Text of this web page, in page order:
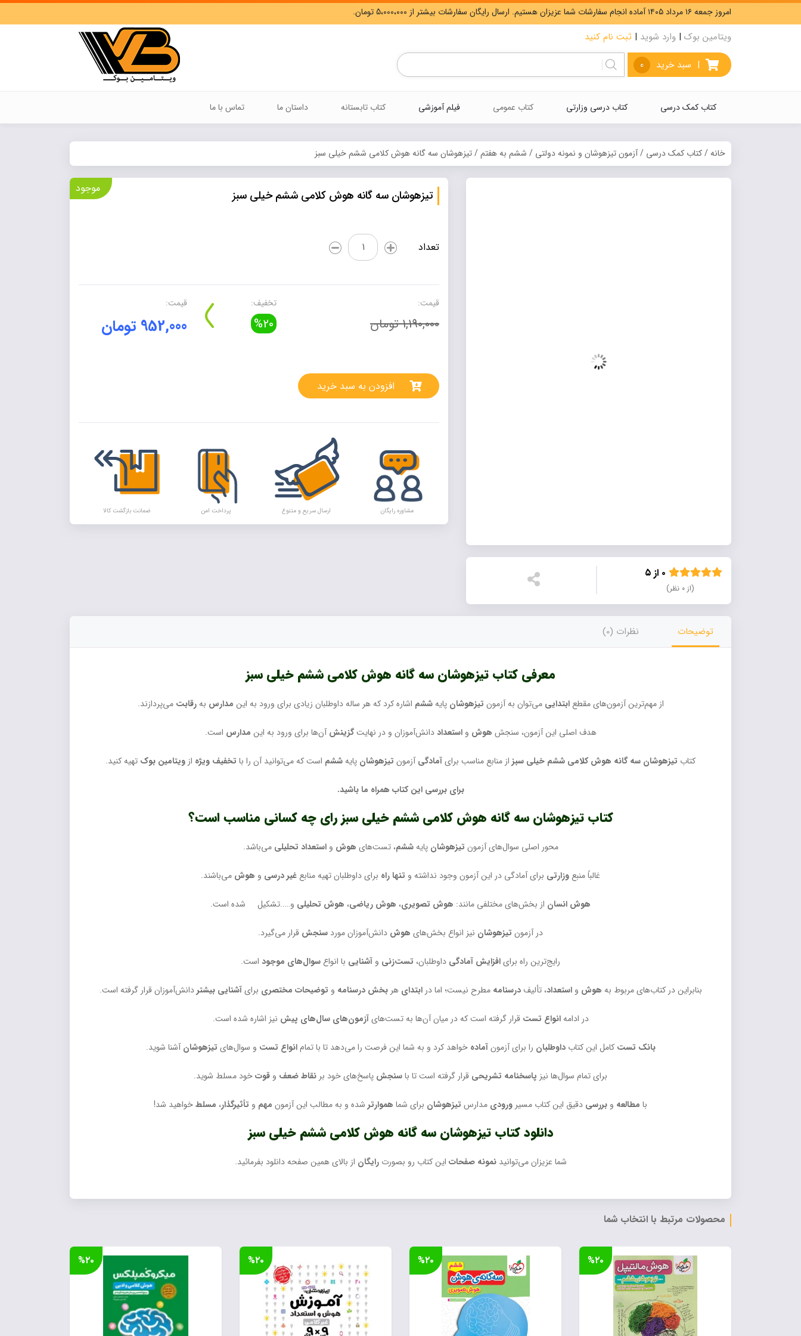
امروز جمعه ۱۶ مرداد ۱۴۰۵ آماده انجام سفارشات شما عزیزان هستیم. ارسال رایگان سفارشات بیشتر از 5،000،000 تومان.
ویتامین بوک | وارد شوید | ثبت نام کنید
| سبد خرید 0
Products
search
کتاب کمک درسی کتاب درسی وزارتی کتاب عمومی فیلم آموزشی کتاب تابستانه داستان ما تماس با ما
خانه/کتاب کمک درسی /آزمون تیزهوشان و نمونه دولتی / ششم به هفتم/ تیزهوشان سه گانه هوش کلامی ششم خیلی سبز
(از ۰ نظر)
تیزهوشان سه گانه هوش کلامی ششم خیلی سبز موجود
تعداد
تیزهوشان
سه
هوش
خیلی
قیمت:
1,190,000 تومان
تخفیف:
%20
قیمت:
952,000 تومان
افزودن به سبد خرید
مشاوره رایگان ارسال سریع و متنوع پرداخت امن ضمانت بازگشت کالا
توضیحات نظرات (0)
معرفی کتاب تیزهوشان سه گانه هوش کلامی ششم خیلی سبز
از مهم‌ترین آزمون‌های مقطعابتدایی می‌توان به آزمون تیزهوشانپایهششم اشاره کرد که هر ساله داوطلبان زیادی برای ورود به این مدارس بهرقابت می‌پردازند.
هدف اصلی این آزمون، سنجش هوش واستعداددانش‌آموزان و در نهایتگزینشآن‌ها برای ورود به این مدارس است.
کتاب تیزهوشان سه گانه هوش کلامی ششم خیلی سبز از منابع مناسب برایآمادگیآزمون تیزهوشان پایهششم است که می‌توانید آن را با تخفیف ویژه از ویتامین بوک تهیه کنید.
برای بررسی این کتاب‌ همراه ما باشید.
کتاب تیزهوشان سه گانه هوش کلامی ششم خیلی سبز رای چه کسانی مناسب است؟
محور اصلی سوال‌های آزمون تیزهوشان پایهششم، تست‌های هوش واستعداد تحلیلیمی‌باشد.
غالباً منبع وزارتی برای آمادگی در این آزمون وجود نداشته و تنها راه برای داوطلبان تهیه منابع غیر درسی و هوش می‌باشند.
هوش انسان از بخش‌های مختلفی مانند: هوش تصویری، هوش ریاضی، هوش تحلیلی و…..تشکیل شده است.
در آزمون تیزهوشان نیز انواع بخش‌های هوش دانش‌آموزان مورد سنجش قرار می‌گیرد.
رایج‌ترین راه برایافزایش آمادگی داوطلبان، تست‌زنی و آشنایی با انواع سوال‌های موجود است.
بنابراین در کتاب‌های مربوط به هوش واستعداد، تألیفدرسنامه مطرح نیست؛ اما درابتدای هربخش درسنامه و توضیحات مختصری برایآشنایی بیشتردانش‌آموزان قرار گرفته است.
در ادامهانواع تست قرار گرفته است که در میان آن‌ها به تست‌هایآزمون‌های سال‌های پیش نیز اشاره شده است.
بانک تست کامل این کتابداوطلبان را برای آزمونآماده خواهد کرد و به شما این فرصت را می‌دهد تا با تمامانواع تست و سوال‌های تیزهوشانآشنا شوید.
برای تمام سوال‌ها نیز پاسخنامه تشریحی قرار گرفته است تا باسنجش پاسخ‌های خود بر نقاطضعف و قوتخود مسلط شوید.
با مطالعه و بررسی دقیق این کتاب مسیر ورودی مدارس تیزهوشان برای شما هموارتر شده و به مطالب این آزمون مهم و تأثیرگذار، مسلطخواهید شد!
دانلود کتاب تیزهوشان سه گانه هوش کلامی ششم خیلی سبز
شما عزیزان می‌توانیدنمونه صفحات این کتاب رو بصورترایگان از بالای همین صفحه دانلود بفرمائید.
محصولات مرتبط با انتخاب شما
%۲۰ %۲۰ %۲۰ %۲۰